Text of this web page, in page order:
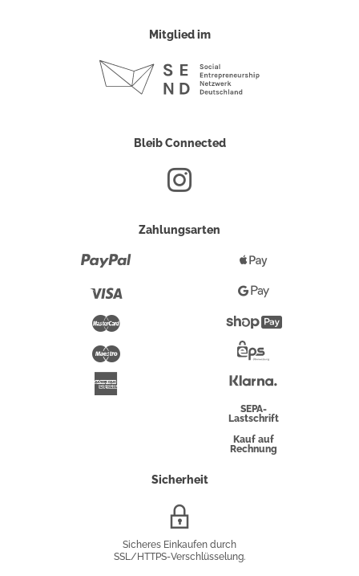
Mitglied im
Bleib Connected
Zahlungsarten
Maestro
Pay
Google
Pay
Überweisung
SEPA-
Lastschrift
Kauf auf
Rechnung
Sicherheit
Sicheres Einkaufen durch
SSL/HTTPS-Verschlüsselung.